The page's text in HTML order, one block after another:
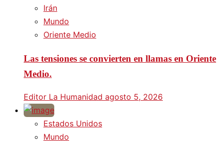
Irán
Mundo
Oriente Medio
Las tensiones se convierten en llamas en Oriente
Medio.
Editor La Humanidad agosto 5, 2026
Estados Unidos
Mundo